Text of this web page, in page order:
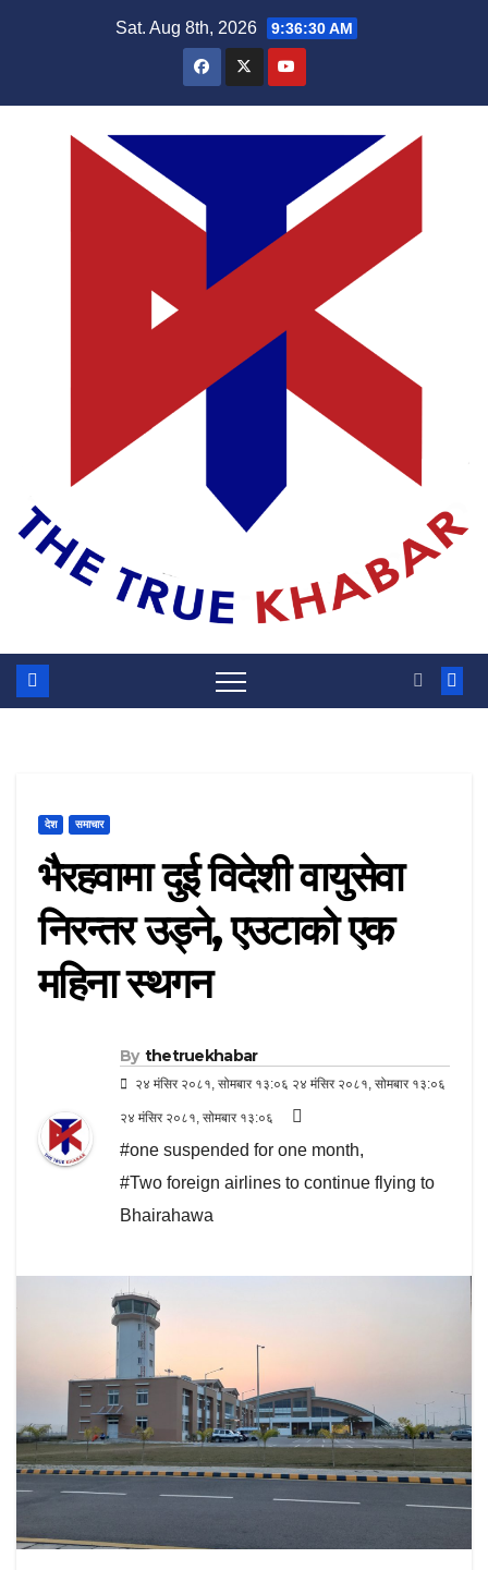
Sat. Aug 8th, 2026 9:36:31 AM
देश समाचार
भैरहवामा दुई विदेशी वायुसेवा
निरन्तर उड्ने, एउटाको एक
महिना स्थगन
By thetruekhabar
२४ मंसिर २०८१, सोमबार १३:०६ २४ मंसिर २०८१, सोमबार १३:०६
२४ मंसिर २०८१, सोमबार १३:०६
#one suspended for one month,
#Two foreign airlines to continue flying to
Bhairahawa